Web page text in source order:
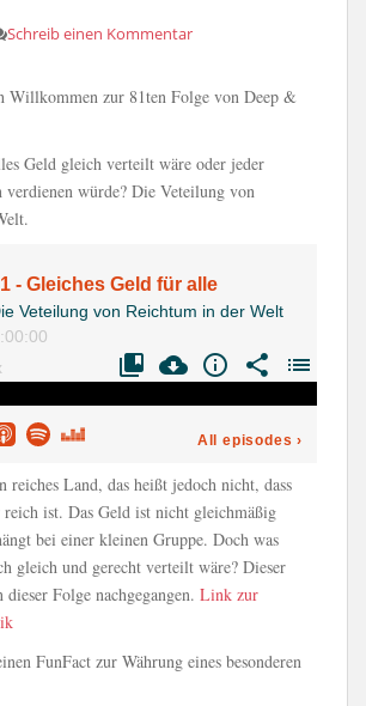
Schreib einen Kommentar
Willkommen zur 81ten Folge von Deep &
Geld gleich verteilt wäre oder jeder
verdienen würde? Die Veteilung von
reiches Land, das heißt jedoch nicht, dass
reich ist. Das Geld ist nicht gleichmäßig
bei einer kleinen Gruppe. Doch was
gleich und gerecht verteilt wäre? Dieser
Folge nachgegangen. Link zur
FunFact zur Währung eines besonderen